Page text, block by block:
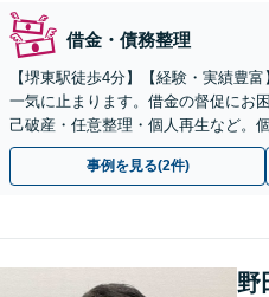
借金・債務整理
【堺東駅徒歩4分】【経験・実績豊
一気に止まります。借金の督促にお
己破産・任意整理・個人再生など。
対応】【借金問題のみ初回相談無料
事例を見る(2件)
野